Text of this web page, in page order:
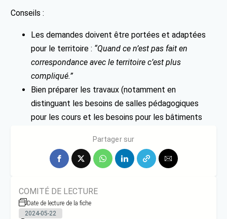
Conseils :
Les demandes doivent être portées et adaptées
pour le territoire : “Quand ce n’est pas fait en
correspondance avec le territoire c’est plus
compliqué.”
Bien préparer les travaux (notamment en
distinguant les besoins de salles pédagogiques
pour les cours et les besoins pour les bâtiments
Partager sur
COMITÉ DE LECTURE
Date de lecture de la fiche
2024-05-22